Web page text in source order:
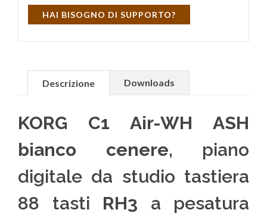
HAI BISOGNO DI SUPPORTO?
Descrizione Downloads
KORG C1 Air-WH ASH
bianco cenere, piano
digitale da studio tastiera
88 tasti RH3 a pesatura